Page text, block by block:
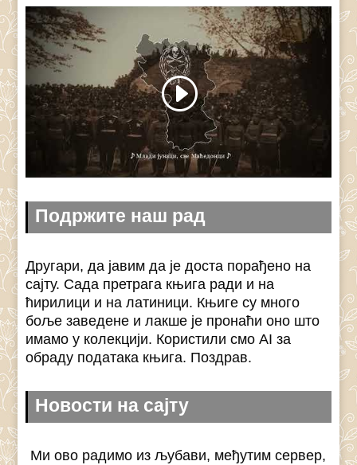
Подржите наш рад
Другари, да јавим да је доста порађено на
сајту. Сада претрага књига ради и на
ћирилици и на латиници. Књиге су много
боље заведене и лакше је пронаћи оно што
имамо у колекцији. Користили смо AI за
обраду података књига. Поздрав.
Новости на сајту
Ми ово радимо из љубави, међутим сервер,